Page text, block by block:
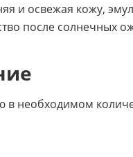
и освежая кожу,
после солнечных
в необходимом